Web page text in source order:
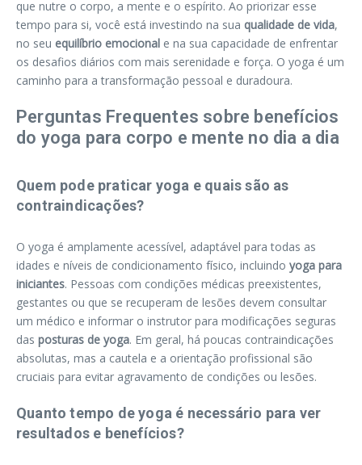
que nutre o corpo, a mente e o espírito. Ao priorizar esse
tempo para si, você está investindo na sua qualidade de vida,
no seu equilíbrio emocional e na sua capacidade de enfrentar
os desafios diários com mais serenidade e força. O yoga é um
caminho para a transformação pessoal e duradoura.
Perguntas Frequentes sobre benefícios
do yoga para corpo e mente no dia a dia
Quem pode praticar yoga e quais são as
contraindicações?
O yoga é amplamente acessível, adaptável para todas as
idades e níveis de condicionamento físico, incluindo yoga para
iniciantes. Pessoas com condições médicas preexistentes,
gestantes ou que se recuperam de lesões devem consultar
um médico e informar o instrutor para modificações seguras
das posturas de yoga. Em geral, há poucas contraindicações
absolutas, mas a cautela e a orientação profissional são
cruciais para evitar agravamento de condições ou lesões.
Quanto tempo de yoga é necessário para ver
resultados e benefícios?